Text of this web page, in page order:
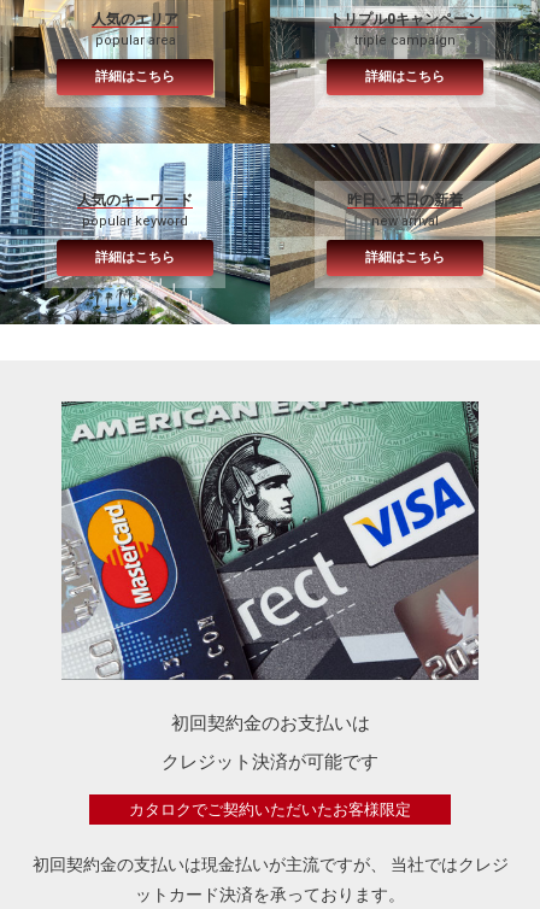
人気のエリア
popular area
詳細はこちら
トリプル0キャンペーン
triple campaign
詳細はこちら
人気のキーワード
popular keyword
詳細はこちら
昨日・本日の新着
new arrival
詳細はこちら
初回契約金のお支払いは
クレジット決済が可能です
カタロクでご契約いただいたお客様限定
初回契約金の支払いは現金払いが主流ですが、
当社ではクレジ
ットカード決済を承っております。